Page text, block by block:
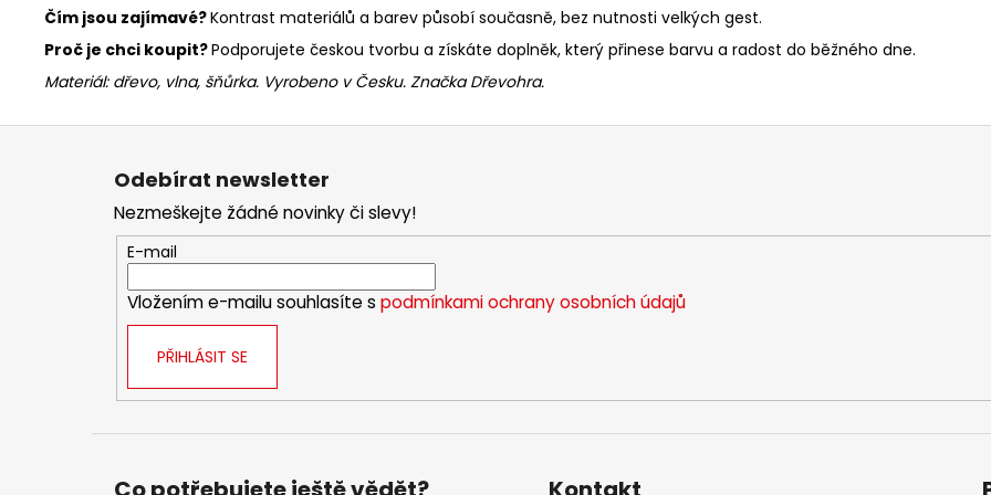
Čím jsou zajímavé?Kontrast materiálů a barev působí současně, bez nutnosti velkých gest.
Proč je chci koupit?Podporujete českou tvorbu a získáte doplněk, který přinese barvu a radost do běžného dne.
Materiál: dřevo, vlna, šňůrka. Vyrobeno v Česku. Značka Dřevohra.
Z
Odebírat newsletter
Nezmeškejte žádné novinky či slevy!
E-mail
Vložením e-mailu souhlasíte s podmínkami ochrany osobních údajů
PŘIHLÁSIT SE